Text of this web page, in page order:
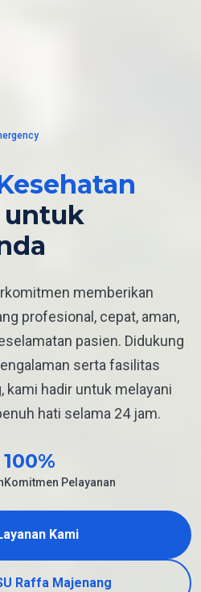
untuk
memberikan
profesional, cepat, aman,
pasien. Didukung
serta fasilitas
kami hadir untuk melayani
hati selama 24 jam.
100%
Komitmen Pelayanan
Kami
Raffa Majenang